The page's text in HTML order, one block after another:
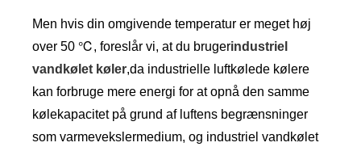
Men hvis din omgivende temperatur er meget høj
over 50 ℃, foreslår vi, at du brugerindustriel
vandkølet køler,da industrielle luftkølede kølere
kan forbruge mere energi for at opnå den samme
kølekapacitet på grund af luftens begrænsninger
som varmevekslermedium, og industriel vandkølet